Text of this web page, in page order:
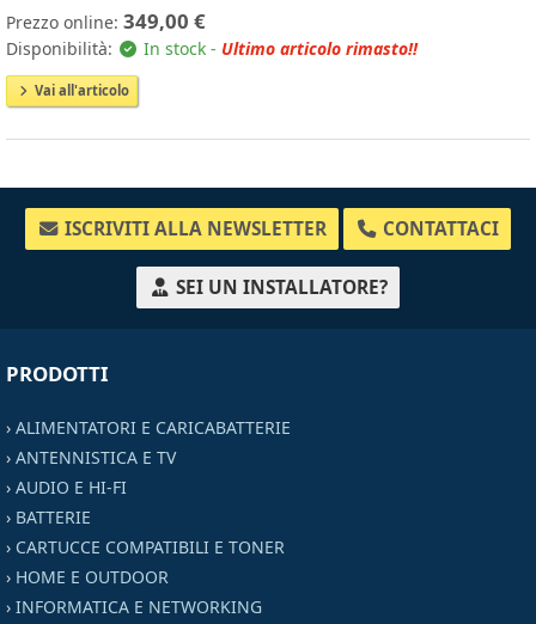
Prezzo online: 349,00 €
Disponibilità: In stock - Ultimo articolo rimasto!!
Vai all'articolo
ISCRIVITI ALLA NEWSLETTER CONTATTACI
SEI UN INSTALLATORE?
PRODOTTI
› ALIMENTATORI E CARICABATTERIE
› ANTENNISTICA E TV
› AUDIO E HI-FI
› BATTERIE
› CARTUCCE COMPATIBILI E TONER
› HOME E OUTDOOR
› INFORMATICA E NETWORKING